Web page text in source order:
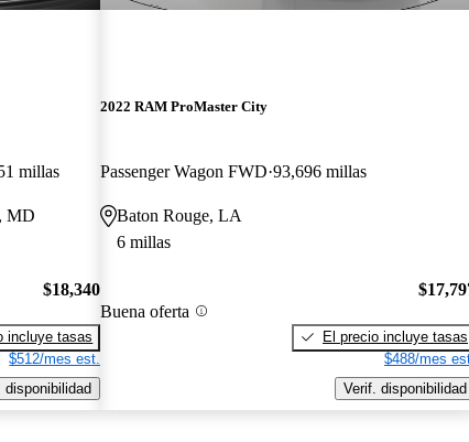
millas
MD
$18,340
incluye tasas
$512/mes est.
disponibilidad
2022 RAM ProMaster City
Passenger Wagon FWD 93,696 millas
Baton Rouge, LA
6 millas
Buena oferta
El precio incluye tasas
$488/mes
Verif. disponibilidad